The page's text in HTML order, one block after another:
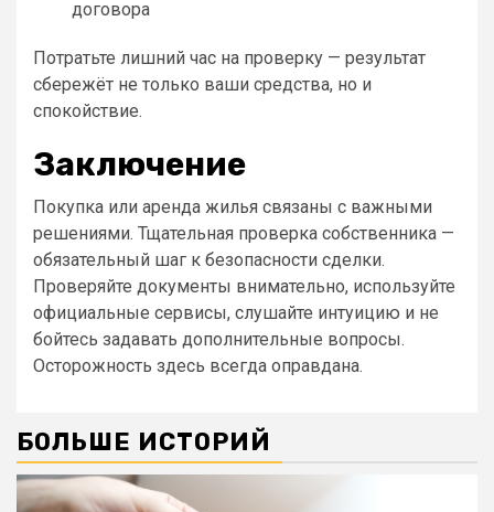
договора
Потратьте лишний час на проверку — результат
сбережёт не только ваши средства, но и
спокойствие.
Заключение
Покупка или аренда жилья связаны с важными
решениями. Тщательная проверка собственника —
обязательный шаг к безопасности сделки.
Проверяйте документы внимательно, используйте
официальные сервисы, слушайте интуицию и не
бойтесь задавать дополнительные вопросы.
Осторожность здесь всегда оправдана.
БОЛЬШЕ ИСТОРИЙ